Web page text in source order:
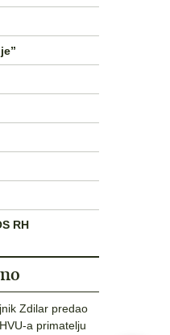
RH
Zdilar predao
a primatelju